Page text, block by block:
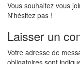
Vous souhaitez vous
N'hésitez pas !
Laisser un
Votre adresse de
obligatoires sont